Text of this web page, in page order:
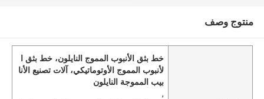
منتوج وصف
خط بثق الأنبوب المموج النايلون، خط بثق ا
لأنبوب المموج الأوتوماتيكي، آلات تصنيع الأنا
بيب المموجة النايلون
,